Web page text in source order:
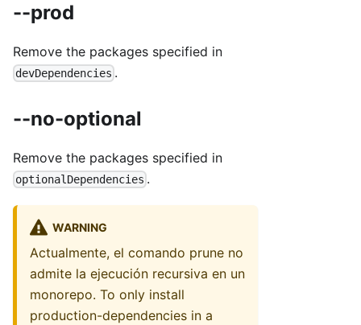
--prod
Remove the packages specified in
devDependencies .
--no-optional
Remove the packages specified in
optionalDependencies .
WARNING
Actualmente, el comando prune no
admite la ejecución recursiva en un
monorepo. To only install
production-dependencies in a